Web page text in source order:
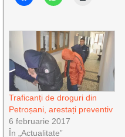
Traficanți de droguri din
Petroșani, arestați preventiv
6 februarie 2017
În „Actualitate”